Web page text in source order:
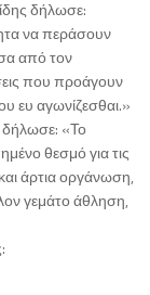
δήλωσε:
να περάσουν
από τον
που προάγουν
ευ αγωνίζεσθαι.»
«Το
θεσμό για τις
άρτια οργάνωση,
γεμάτο άθληση,